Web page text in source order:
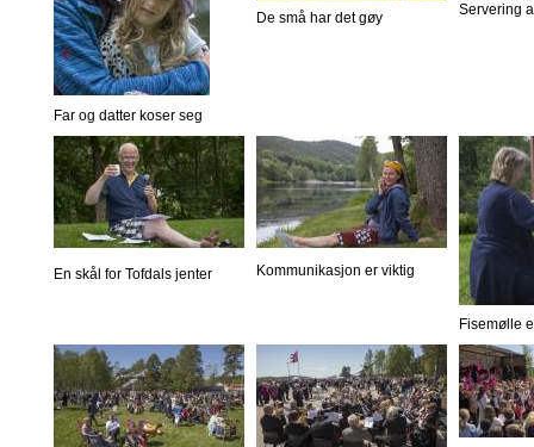
Far og datter koser seg
De små har det gøy Servering
En skål for Tofdals jenter Kommunikasjon er viktig
Fisemølle